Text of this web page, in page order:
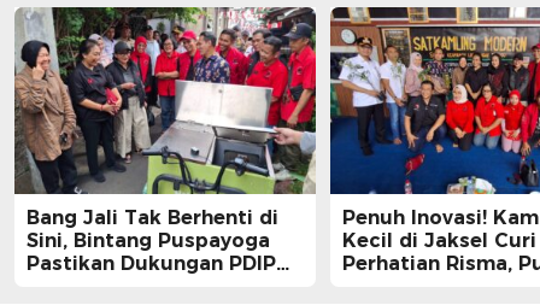
Bang Jali Tak Berhenti di
Sini, Bintang Puspayoga
Pastikan Dukungan PDIP
Penuh Inovasi!
Kecil di Jaksel Curi
Perhatian Risma,